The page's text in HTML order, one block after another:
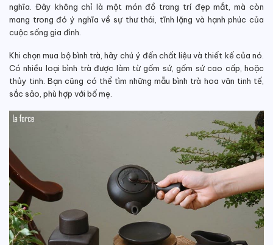
nghĩa. Đây không chỉ là một món đồ trang trí đẹp mắt, mà còn
mang trong đó ý nghĩa về sự thư thái, tĩnh lặng và hạnh phúc của
cuộc sống gia đình.
Khi chọn mua bộ bình trà, hãy chú ý đến chất liệu và thiết kế của nó.
Có nhiều loại bình trà được làm từ gốm sứ, gốm sứ cao cấp, hoặc
thủy tinh. Bạn cũng có thể tìm những mẫu bình trà hoa văn tinh tế,
sắc sảo, phù hợp với bố mẹ.